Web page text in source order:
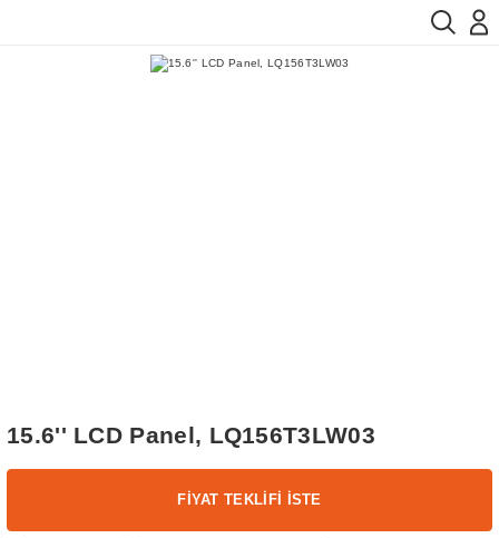
15.6'' LCD Panel, LQ156T3LW03
FİYAT TEKLİFİ İSTE